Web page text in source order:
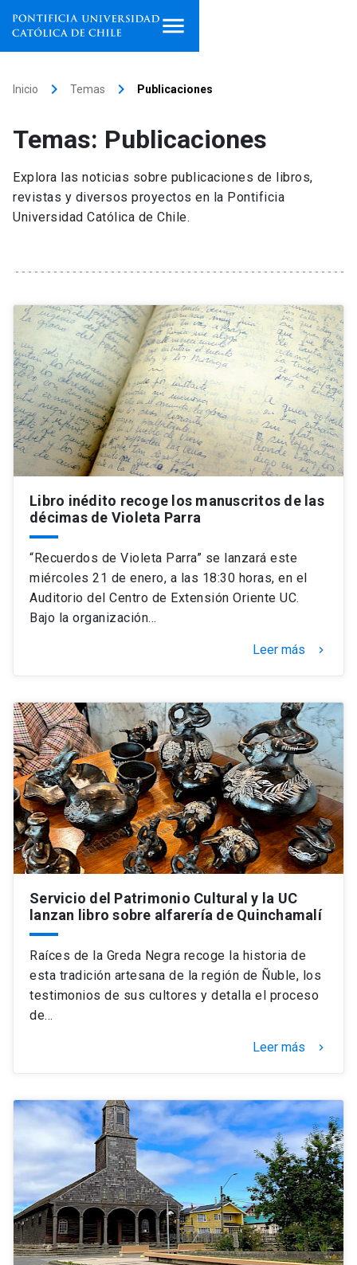
Facultades, escuelas e
institutos
Investigación
Vinculación
Universidad
Información para keyboard_arrow_down
Futuros estudiantes
Académicos
Personal
Alumni launch
Go to english site launch
Admisión launch
Mi Cuenta UC launch
Correo UC launch
Mi Portal UC launch
Inicio keyboard_arrow_right Temas keyboard_arrow_right Publicaciones
Temas: Publicaciones
Explora las noticias sobre publicaciones de libros,
revistas y diversos proyectos en la Pontificia
Universidad Católica de Chile.
Libro inédito recoge los manuscritos de las
décimas de Violeta Parra
“Recuerdos de Violeta Parra” se lanzará este
miércoles 21 de enero, a las 18:30 horas, en el
Auditorio del Centro de Extensión Oriente UC.
Bajo la organización…
Leer más keyboard_arrow_right
Servicio del Patrimonio Cultural y la UC
lanzan libro sobre alfarería de Quinchamalí
Raíces de la Greda Negra recoge la historia de
esta tradición artesana de la región de Ñuble, los
testimonios de sus cultores y detalla el proceso
de…
Leer más keyboard_arrow_right